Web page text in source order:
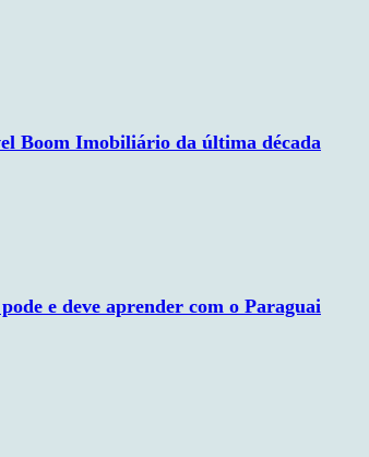
Boom Imobiliário da última década
e deve aprender com o Paraguai